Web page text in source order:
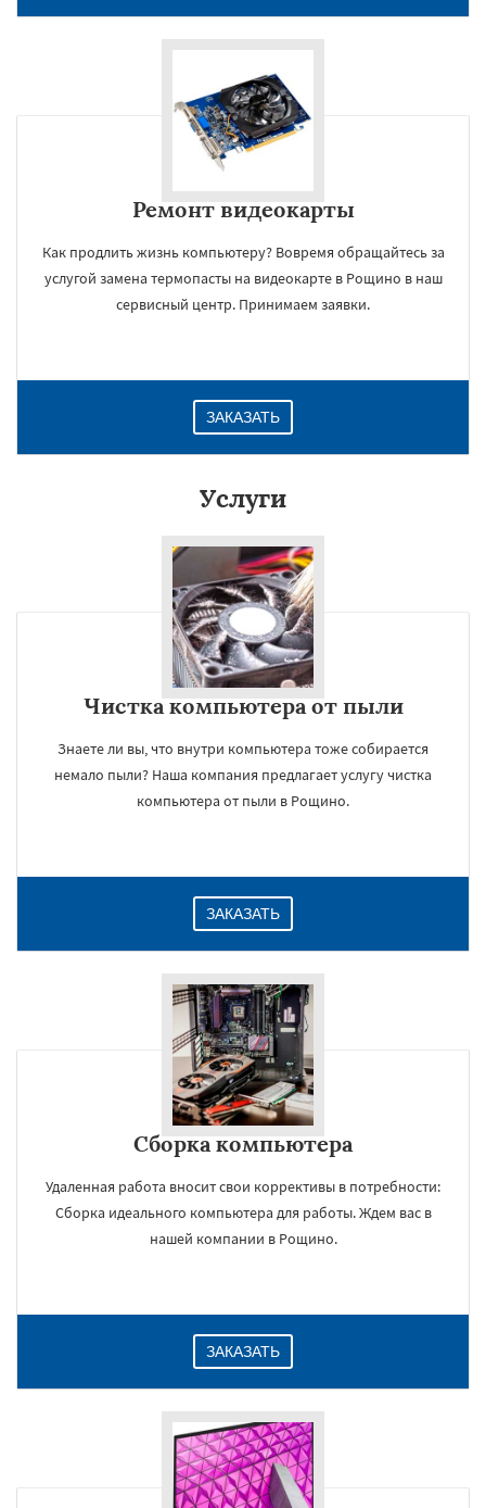
Ремонт видеокарты
Как продлить жизнь компьютеру? Вовремя обращайтесь за
услугой замена термопасты на видеокарте в Рощино в наш
сервисный центр. Принимаем заявки.
ЗАКАЗАТЬ
Услуги
Чистка компьютера от пыли
Знаете ли вы, что внутри компьютера тоже собирается
немало пыли? Наша компания предлагает услугу чистка
компьютера от пыли в Рощино.
ЗАКАЗАТЬ
Сборка компьютера
Удаленная работа вносит свои коррективы в потребности:
Сборка идеального компьютера для работы. Ждем вас в
нашей компании в Рощино.
ЗАКАЗАТЬ
×